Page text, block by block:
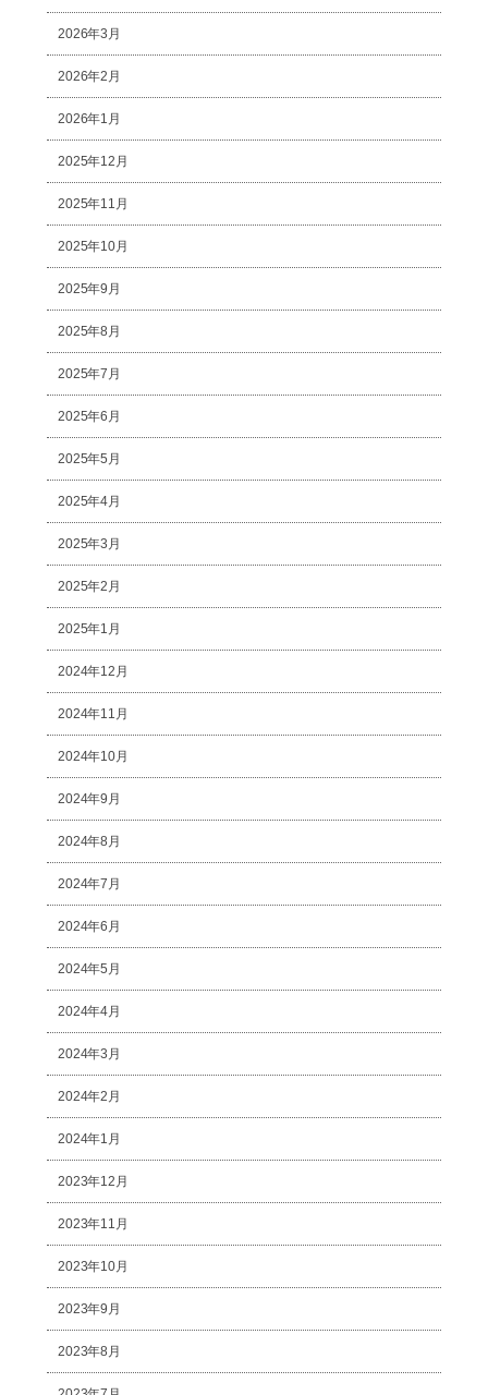
2026年3月
2026年2月
2026年1月
2025年12月
2025年11月
2025年10月
2025年9月
2025年8月
2025年7月
2025年6月
2025年5月
2025年4月
2025年3月
2025年2月
2025年1月
2024年12月
2024年11月
2024年10月
2024年9月
2024年8月
2024年7月
2024年6月
2024年5月
2024年4月
2024年3月
2024年2月
2024年1月
2023年12月
2023年11月
2023年10月
2023年9月
2023年8月